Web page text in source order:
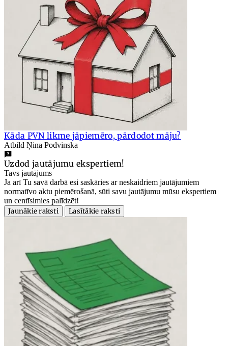
Kāda PVN likme jāpiemēro, pārdodot māju?
Atbild Ņina Podvinska
Uzdod jautājumu ekspertiem!
Tavs jautājums
Ja arī Tu savā darbā esi saskāries ar neskaidriem jautājumiem
normatīvo aktu piemērošanā, sūti savu jautājumu mūsu ekspertiem
un centīsimies palīdzēt!
Jaunākie raksti
Lasītākie raksti